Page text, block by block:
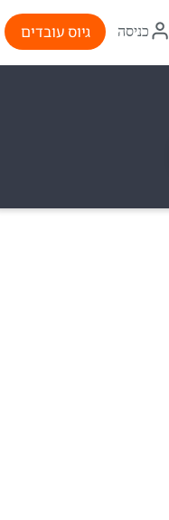
איקון
התחברות
כניסה גיוס עובדים